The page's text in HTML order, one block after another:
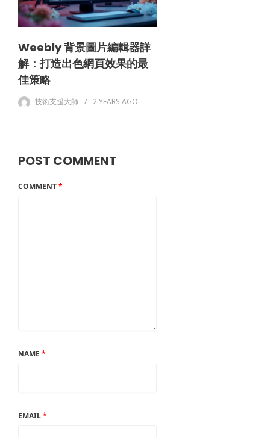
Weebly 背景圖片編輯器詳
解：打造出色網頁效果的最
佳策略
技術支援大師 2 YEARS AGO
POST COMMENT
COMMENT*
NAME *
EMAIL*